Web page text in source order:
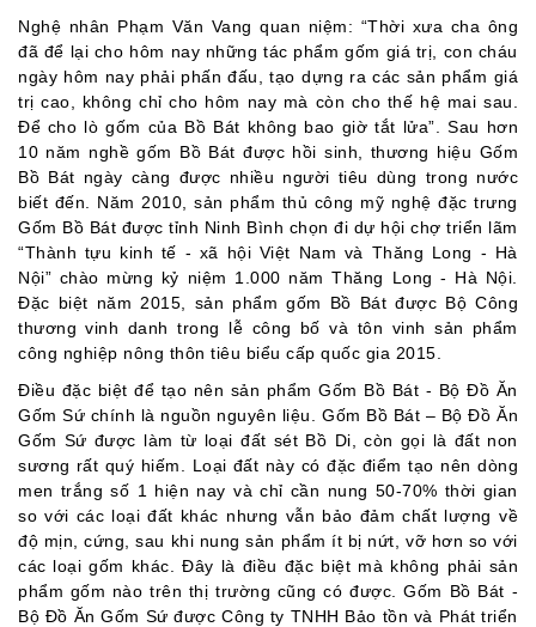
Nghệ nhân Phạm Văn Vang quan niệm: “Thời xưa cha ông
đã để lại cho hôm nay những tác phẩm gốm giá trị, con cháu
ngày hôm nay phải phấn đấu, tạo dựng ra các sản phẩm giá
trị cao, không chỉ cho hôm nay mà còn cho thế hệ mai sau.
Để cho lò gốm của Bồ Bát không bao giờ tắt lửa”. Sau hơn
10 năm nghề gốm Bồ Bát được hồi sinh, thương hiệu Gốm
Bồ Bát ngày càng được nhiều người tiêu dùng trong nước
biết đến. Năm 2010, sản phẩm thủ công mỹ nghệ đặc trưng
Gốm Bồ Bát được tỉnh Ninh Bình chọn đi dự hội chợ triển lãm
“Thành tựu kinh tế - xã hội Việt Nam và Thăng Long - Hà
Nội” chào mừng kỷ niệm 1.000 năm Thăng Long - Hà Nội.
Đặc biệt năm 2015, sản phẩm gốm Bồ Bát được Bộ Công
thương vinh danh trong lễ công bố và tôn vinh sản phẩm
công nghiệp nông thôn tiêu biểu cấp quốc gia 2015.
Điều đặc biệt để tạo nên sản phẩm Gốm Bồ Bát - Bộ Đồ Ăn
Gốm Sứ chính là nguồn nguyên liệu. Gốm Bồ Bát – Bộ Đồ Ăn
Gốm Sứ được làm từ loại đất sét Bồ Di, còn gọi là đất non
sương rất quý hiếm. Loại đất này có đặc điểm tạo nên dòng
men trắng số 1 hiện nay và chỉ cần nung 50-70% thời gian
so với các loại đất khác nhưng vẫn bảo đảm chất lượng về
độ mịn, cứng, sau khi nung sản phẩm ít bị nứt, vỡ hơn so với
các loại gốm khác. Đây là điều đặc biệt mà không phải sản
phẩm gốm nào trên thị trường cũng có được. Gốm Bồ Bát -
Bộ Đồ Ăn Gốm Sứ được Công ty TNHH Bảo tồn và Phát triển